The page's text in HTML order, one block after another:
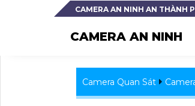
CAMERA AN NINH AN THÀNH
CAMERA AN NINH
Camera Quan Sát